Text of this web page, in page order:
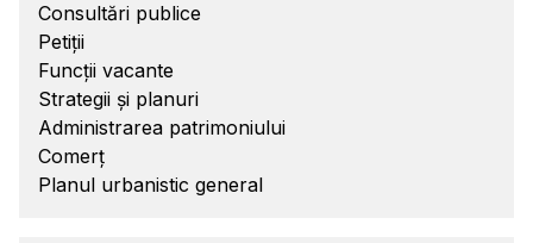
Consultări publice
Petiții
Funcții vacante
Strategii și planuri
Administrarea patrimoniului
Comerț
Planul urbanistic general